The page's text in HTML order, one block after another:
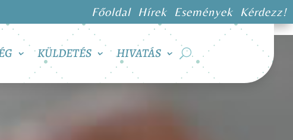
Főoldal Hírek Események Kérdezz!
KÜLDETÉS HIVATÁS